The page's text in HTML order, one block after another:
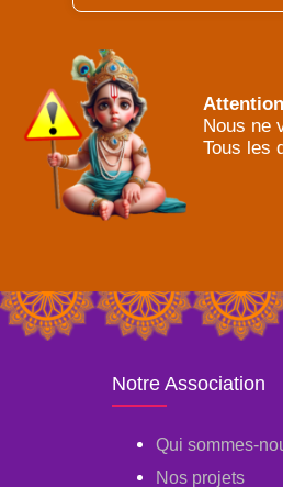
Attention
Nous ne
Tous les
Notre Association
Qui sommes-
Nos projets